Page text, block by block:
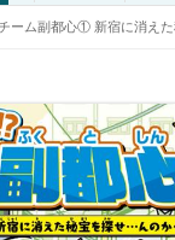
ーム副都心① 新宿に消え